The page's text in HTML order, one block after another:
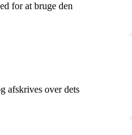
for at bruge den
afskrives over dets